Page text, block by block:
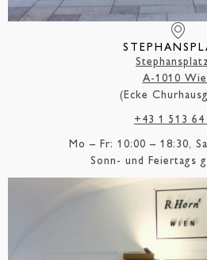
A-1010
(Ecke
+43 1 513 64
Mo – Fr: 10:00 – 18:30,
Sonn- und Feiertags